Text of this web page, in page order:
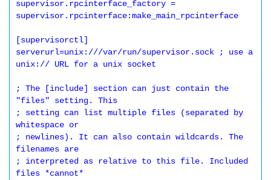
supervisor.rpcinterface_factory =
supervisor.rpcinterface:make_main_rpcinterface
[supervisorctl]
serverurl=unix:///var/run/supervisor.sock ; use a
unix:// URL for a unix socket
; The [include] section can just contain the
"files" setting. This
; setting can list multiple files (separated by
whitespace or
; newlines). It can also contain wildcards. The
filenames are
; interpreted as relative to this file. Included
files *cannot*